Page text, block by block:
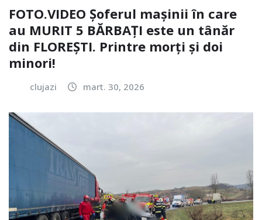
FOTO.VIDEO Șoferul mașinii în care
au MURIT 5 BĂRBAȚI este un tânăr
din FLOREȘTI. Printre morți și doi
minori!
clujazi mart. 30, 2026